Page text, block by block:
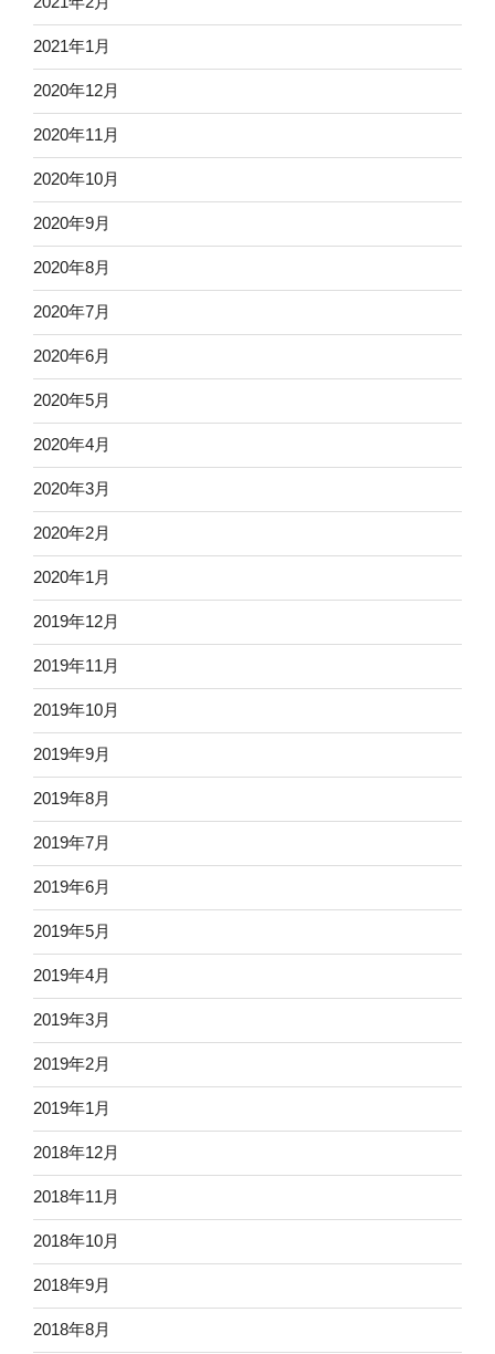
2021年1月
2020年12月
2020年11月
2020年10月
2020年9月
2020年8月
2020年7月
2020年6月
2020年5月
2020年4月
2020年3月
2020年2月
2020年1月
2019年12月
2019年11月
2019年10月
2019年9月
2019年8月
2019年7月
2019年6月
2019年5月
2019年4月
2019年3月
2019年2月
2019年1月
2018年12月
2018年11月
2018年10月
2018年9月
2018年8月